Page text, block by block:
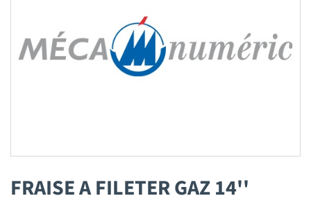
FRAISE A FILETER GAZ 14''